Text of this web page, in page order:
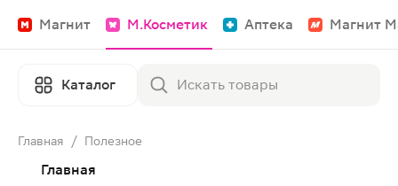
Магнит М.Косметик Аптека Магнит
Каталог
Главная / Полезное
Главная